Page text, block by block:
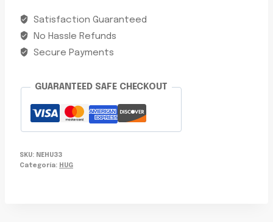
Satisfaction Guaranteed
No Hassle Refunds
Secure Payments
GUARANTEED SAFE CHECKOUT
SKU: NEHU33
Categoría: HUG